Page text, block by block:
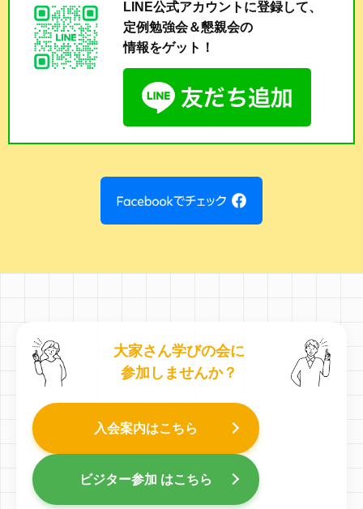
LINE公式アカウントに登録して、
定例勉強会＆懇親会の
情報をゲット！
大家さん学びの会に
参加しませんか？
入会案内はこちら
ビジター参加 はこちら